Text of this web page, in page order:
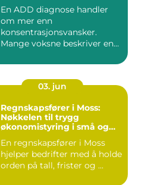
En ADD diagnose handler
om mer enn
konsentrasjonsvansker.
Mange voksne beskriver en
03. jun
Regnskapsfører i Moss:
Nøkkelen til trygg
økonomistyring i små og
En regnskapsfører i Moss
hjelper bedrifter med å holde
orden på tall, frister og ...